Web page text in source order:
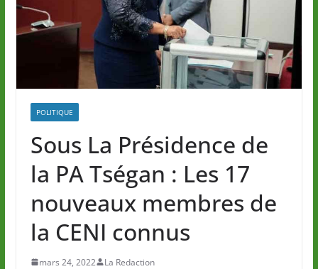
POLITIQUE
Sous La Présidence de
la PA Tségan : Les 17
nouveaux membres de
la CENI connus
mars 24, 2022 La Redaction